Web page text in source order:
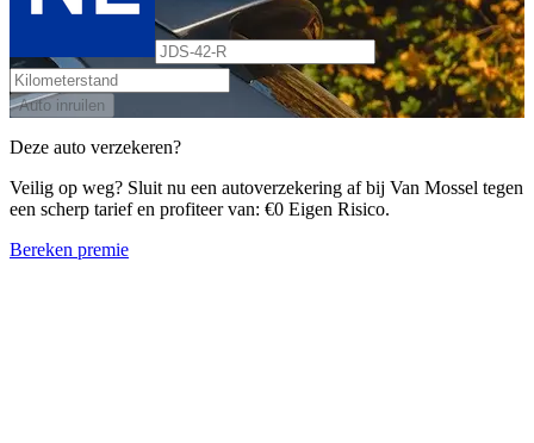
Auto inruilen
Deze auto verzekeren?
Veilig op weg? Sluit nu een autoverzekering af bij Van Mossel tegen
een scherp tarief en profiteer van: €0 Eigen Risico.
Bereken premie